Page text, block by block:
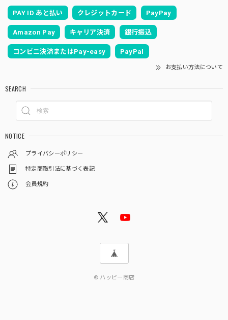
PAY ID あと払い クレジットカード PayPay
Amazon Pay キャリア決済 銀行振込
コンビニ決済またはPay-easy PayPal
お支払い方法について
SEARCH
NOTICE
プライバシーポリシー
特定商取引法に基づく表記
会員規約
© ハッピー商店